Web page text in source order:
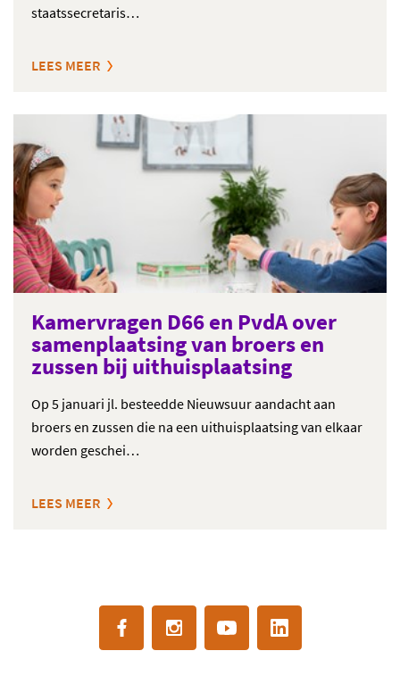
staatssecretaris…
LEES MEER
Kamervragen D66 en PvdA over
samenplaatsing van broers en
zussen bij uithuisplaatsing
Op 5 januari jl. besteedde Nieuwsuur aandacht aan
broers en zussen die na een uithuisplaatsing van elkaar
worden geschei…
LEES MEER